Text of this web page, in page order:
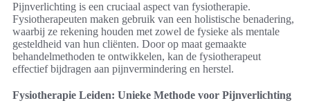
Pijnverlichting is een cruciaal aspect van fysiotherapie.
Fysiotherapeuten maken gebruik van een holistische benadering,
waarbij ze rekening houden met zowel de fysieke als mentale
gesteldheid van hun cliënten. Door op maat gemaakte
behandelmethoden te ontwikkelen, kan de fysiotherapeut
effectief bijdragen aan pijnvermindering en herstel.
Fysiotherapie Leiden: Unieke Methode voor Pijnverlichting